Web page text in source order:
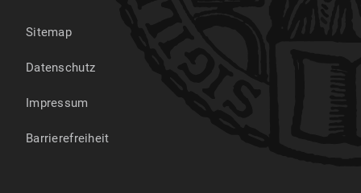
Sitemap
Datenschutz
Impressum
Barrierefreiheit